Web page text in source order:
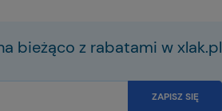
bieżąco z rabatami w xlak.pl
ZAPISZ SIĘ